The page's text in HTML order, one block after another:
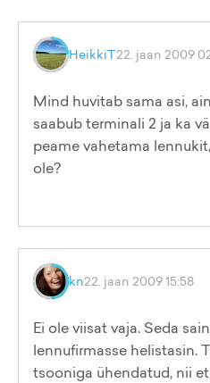
HeikkiT22. jaan 2009
Mind huvitab sama asi,
saabub terminali 2 ja ka
peame vahetama
ole?
kn22. jaan 2009 15:58
Ei ole viisat vaja. Seda
lennufirmasse helistasin.
tsooniga ühendatud, nii